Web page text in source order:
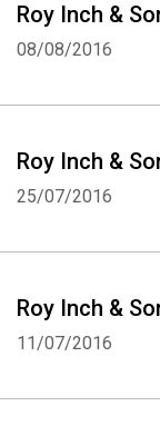
Roy Inch &
08/08/2016
Roy Inch &
25/07/2016
Roy Inch &
11/07/2016